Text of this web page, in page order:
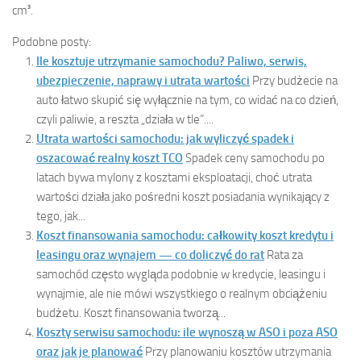
cm³.
Podobne posty:
Ile kosztuje utrzymanie samochodu? Paliwo, serwis,
ubezpieczenie, naprawy i utrata wartości Przy budżecie na
auto łatwo skupić się wyłącznie na tym, co widać na co dzień,
czyli paliwie, a reszta „działa w tle”....
Utrata wartości samochodu: jak wyliczyć spadek i
oszacować realny koszt TCO Spadek ceny samochodu po
latach bywa mylony z kosztami eksploatacji, choć utrata
wartości działa jako pośredni koszt posiadania wynikający z
tego, jak...
Koszt finansowania samochodu: całkowity koszt kredytu i
leasingu oraz wynajem — co doliczyć do rat Rata za
samochód często wygląda podobnie w kredycie, leasingu i
wynajmie, ale nie mówi wszystkiego o realnym obciążeniu
budżetu. Koszt finansowania tworzą...
Koszty serwisu samochodu: ile wynoszą w ASO i poza ASO
oraz jak je planować Przy planowaniu kosztów utrzymania